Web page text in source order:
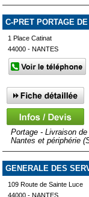
C-PRET PORTAGE
1 Place Catinat
44000 - NANTES
Portage - Livraison
Nantes et périphérie
GENERALE DES
109 Route de Sainte Luce
44000 - NANTES